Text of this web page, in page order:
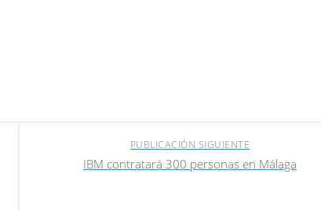
PUBLICACIÓN SIGUIENTE
IBM contratará 300 personas en Málaga